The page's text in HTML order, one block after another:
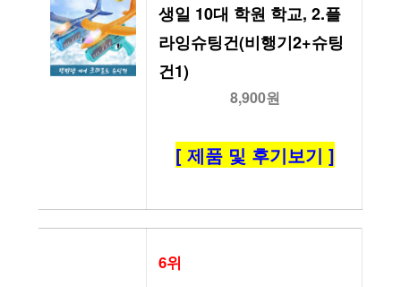
생일 10대 학원 학교, 2.플
라잉슈팅건(비행기2+슈팅
건1)
8,900원
[ 제품 및 후기보기 ]
6위